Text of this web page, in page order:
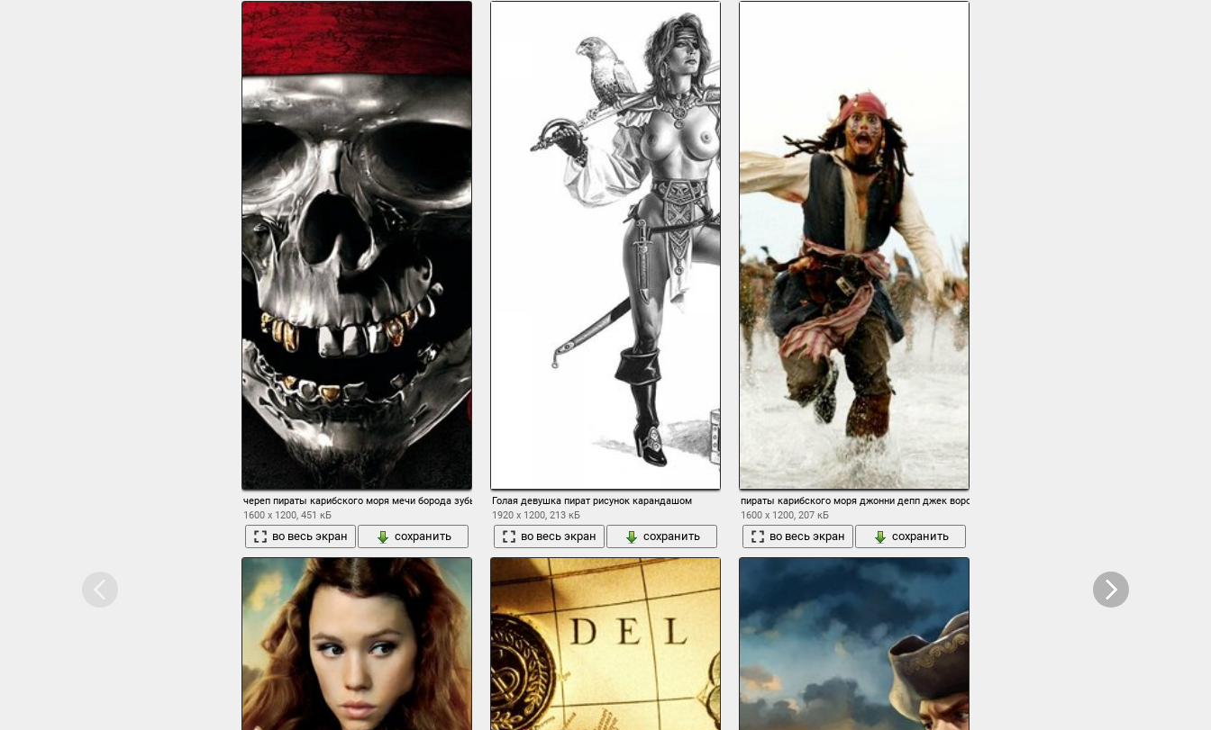
череп пираты карибского моря мечи борода зубы
1600 x 1200, 451 кБ
во весь экран сохранить
Голая девушка пират рисунок карандашом
1920 x 1200, 213 кБ
во весь экран сохранить
пираты карибского моря джонни депп джек воробей бег аборигены море
1600 x 1200, 207 кБ
во весь экран сохранить